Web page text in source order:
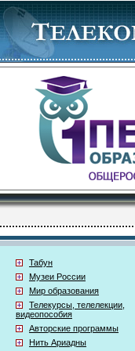
Табун
Музеи России
Мир образования
Телекурсы, телелекции,
видеопособия
Авторские программы
Нить Ариадны